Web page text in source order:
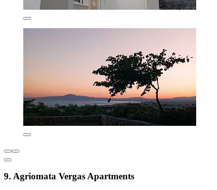
9. Agriomata Vergas Apartments